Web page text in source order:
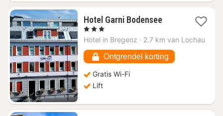
Hotel Garni Bodensee1
vanaf
195,77
, 3 Sterren
Hotel in Bregenz · 2.7 km van Lochau
Ontgrendel korting
Gratis Wi-Fi
Lift